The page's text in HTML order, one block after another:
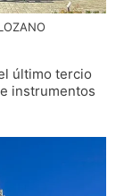
último tercio
instrumentos